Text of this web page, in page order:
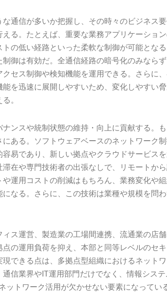
通信が多いか把握し、その時々のビジネス
る。たとえば、重要な業務アプリケーショ
の低い経路といった柔軟な制御が可能とな
御は有効だ。全通信経路の暗号化のみなら
セス制御や検知機能を運用できる。さらに
を迅速に展開しやすいため、変化しやすい
。
ンスや統制状態の維持・向上に貢献する。
ある。ソフトウェアベースのネットワーク
易であり、新しい拠点やクラウドサービス
在や専門技術者の出張なしで、リモートか
運用コストの削減はもちろん、業務変化や
なる。さらに、この技術は業種や規模を問
ス運営、製造業の工場間連携、流通業の店
の運用負荷を抑え、本部と同等レベルのセ
できる点は、多拠点型組織におけるネット
信業界やIT運用部門だけでなく、情報シス
ットワーク活用が欠かせない要素になってい